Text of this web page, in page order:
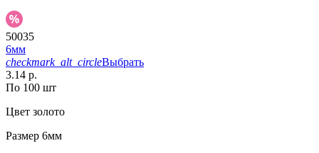
50035
6мм
checkmark_alt_circleВыбрать
3.14 р.
По 100 шт
Цвет золото
Размер 6мм